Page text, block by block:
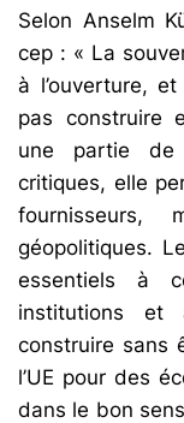
Selon Anselm
cep : « La
à l’ouverture,
pas construire
une partie de
critiques, elle
géopolitiques.
essentiels à
institutions et
construire sans
l’UE pour des
dans le bon